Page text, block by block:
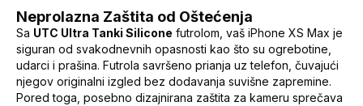
Neprolazna Zaštita od Oštećenja
Sa UTC Ultra Tanki Silicone futrolom, vaš iPhone XS Max je
siguran od svakodnevnih opasnosti kao što su ogrebotine,
udarci i prašina. Futrola savršeno prianja uz telefon, čuvajući
njegov originalni izgled bez dodavanja suvišne zapremine.
Pored toga, posebno dizajnirana zaštita za kameru sprečava